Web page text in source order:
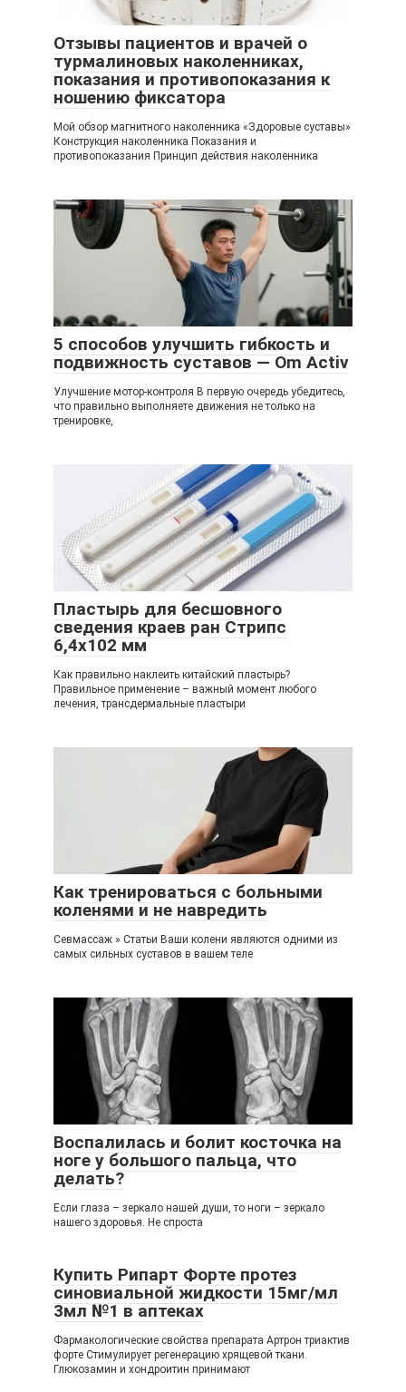
Отзывы пациентов и врачей о
турмалиновых наколенниках,
показания и противопоказания к
ношению фиксатора
Мой обзор магнитного наколенника «Здоровые суставы»
Конструкция наколенника Показания и
противопоказания Принцип действия наколенника
5 способов улучшить гибкость и
подвижность суставов — Om Activ
Улучшение мотор-контроля В первую очередь убедитесь,
что правильно выполняете движения не только на
тренировке,
Пластырь для бесшовного
сведения краев ран Стрипс
6,4х102 мм
Как правильно наклеить китайский пластырь?
Правильное применение – важный момент любого
лечения, трансдермальные пластыри
Как тренироваться с больными
коленями и не навредить
Севмассаж » Статьи Ваши колени являются одними из
самых сильных суставов в вашем теле
Воспалилась и болит косточка на
ноге у большого пальца, что
делать?
Если глаза – зеркало нашей души, то ноги – зеркало
нашего здоровья. Не спроста
Купить Рипарт Форте протез
синовиальной жидкости 15мг/мл
3мл №1 в аптеках
Фармакологические свойства препарата Артрон триактив
форте Стимулирует регенерацию хрящевой ткани.
Глюкозамин и хондроитин принимают